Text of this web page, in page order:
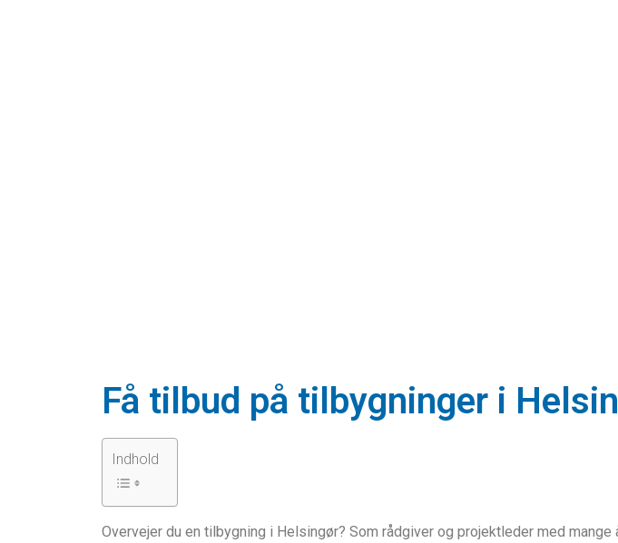
Få tilbud på tilbygninger i
Indhold
Overvejer du en tilbygning i Helsingør? Som rådgiver og projektleder med